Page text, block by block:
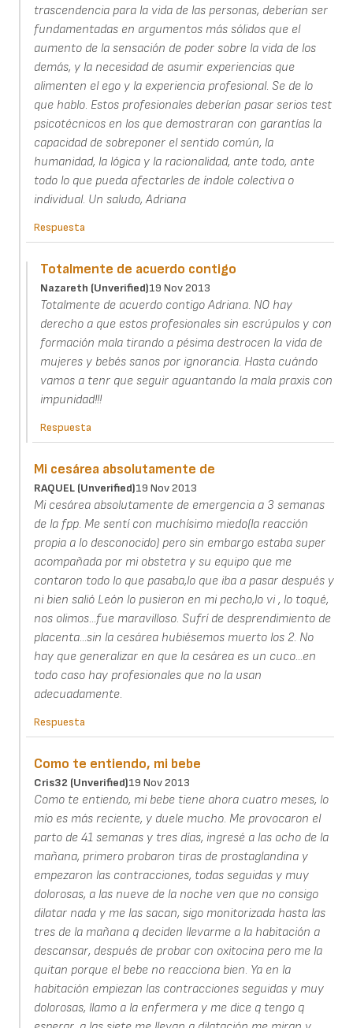
trascendencia para la vida de las personas, deberían ser
fundamentadas en argumentos más sólidos que el
aumento de la sensación de poder sobre la vida de los
demás, y la necesidad de asumir experiencias que
alimenten el ego y la experiencia profesional. Se de lo
que hablo. Estos profesionales deberían pasar serios test
psicotécnicos en los que demostraran con garantías la
capacidad de sobreponer el sentido común, la
humanidad, la lógica y la racionalidad, ante todo, ante
todo lo que pueda afectarles de índole colectiva o
individual. Un saludo, Adriana
Respuesta
Totalmente de acuerdo contigo
Nazareth (unverified)19 Nov 2013
Totalmente de acuerdo contigo Adriana. NO hay
derecho a que estos profesionales sin escrúpulos y con
formación mala tirando a pésima destrocen la vida de
mujeres y bebés sanos por ignorancia. Hasta cuándo
vamos a tenr que seguir aguantando la mala praxis con
impunidad!!!
Respuesta
Mi cesárea absolutamente de
RAQUEL (unverified)19 Nov 2013
Mi cesárea absolutamente de emergencia a 3 semanas
de la fpp. Me sentí con muchísimo miedo(la reacción
propia a lo desconocido) pero sin embargo estaba super
acompañada por mi obstetra y su equipo que me
contaron todo lo que pasaba,lo que iba a pasar después y
ni bien salió León lo pusieron en mi pecho,lo vi , lo toqué,
nos olimos...fue maravilloso. Sufrí de desprendimiento de
placenta...sin la cesárea hubiésemos muerto los 2. No
hay que generalizar en que la cesárea es un cuco...en
todo caso hay profesionales que no la usan
adecuadamente.
Respuesta
Como te entiendo, mi bebe
Cris32 (unverified)19 Nov 2013
Como te entiendo, mi bebe tiene ahora cuatro meses, lo
mío es más reciente, y duele mucho. Me provocaron el
parto de 41 semanas y tres días, ingresé a las ocho de la
mañana, primero probaron tiras de prostaglandina y
empezaron las contracciones, todas seguidas y muy
dolorosas, a las nueve de la noche ven que no consigo
dilatar nada y me las sacan, sigo monitorizada hasta las
tres de la mañana q deciden llevarme a la habitación a
descansar, después de probar con oxitocina pero me la
quitan porque el bebe no reacciona bien. Ya en la
habitación empiezan las contracciones seguidas y muy
dolorosas, llamo a la enfermera y me dice q tengo q